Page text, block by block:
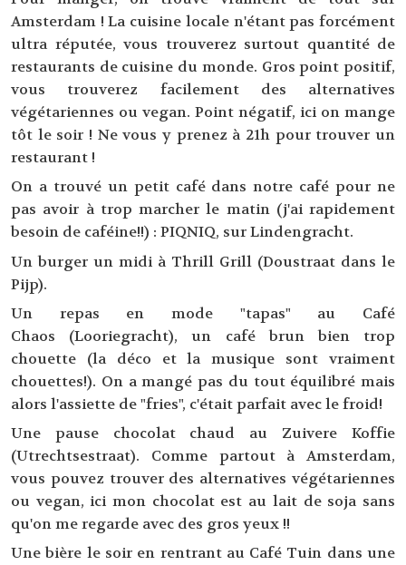
Amsterdam ! La cuisine locale n'étant pas forcément
ultra réputée, vous trouverez surtout quantité de
restaurants de cuisine du monde. Gros point positif,
vous trouverez facilement des alternatives
végétariennes ou vegan. Point négatif, ici on mange
tôt le soir ! Ne vous y prenez à 21h pour trouver un
restaurant !
On a trouvé un petit café dans notre café pour ne
pas avoir à trop marcher le matin (j'ai rapidement
besoin de caféine!!) : PIQNIQ, sur Lindengracht.
Un burger un midi à Thrill Grill (Doustraat dans le
Pijp).
Un repas en mode "tapas" au Café
Chaos (Looriegracht), un café brun bien trop
chouette (la déco et la musique sont vraiment
chouettes!). On a mangé pas du tout équilibré mais
alors l'assiette de "fries", c'était parfait avec le froid!
Une pause chocolat chaud au Zuivere Koffie
(Utrechtsestraat). Comme partout à Amsterdam,
vous pouvez trouver des alternatives végétariennes
ou vegan, ici mon chocolat est au lait de soja sans
qu'on me regarde avec des gros yeux !!
Une bière le soir en rentrant au Café Tuin dans une